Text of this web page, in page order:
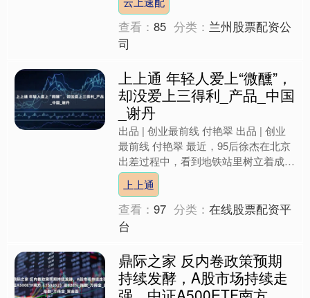
近....
查看：85 分类： 兰州股票配资公
司
上上通 年轻人爱上“微醺”，
却没爱上三得利_产品_中国
_谢丹
出品 | 创业最前线 付艳翠 出品 | 创业
最前线 付艳翠 最近，95后徐杰在北京
出差过程中，看到地铁站里树立着成毅
代言的三得利乌龙茶的巨幅广告，本想
支持一下她....
上上通
查看：97 分类：在线股票配资平
台
鼎际之家 反内卷政策预期
持续发酵，A股市场持续走